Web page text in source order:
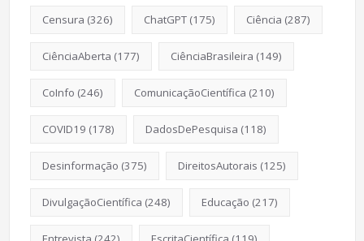
Censura (326) ChatGPT(175) Ciência (287)
CiênciaAberta (177) CiênciaBrasileira (149)
CoInfo (246) ComunicaçãoCientífica (210)
COVID19 (178) DadosDePesquisa (118)
Desinformação (375) DireitosAutorais (125)
DivulgaçãoCientífica (248) Educação (217)